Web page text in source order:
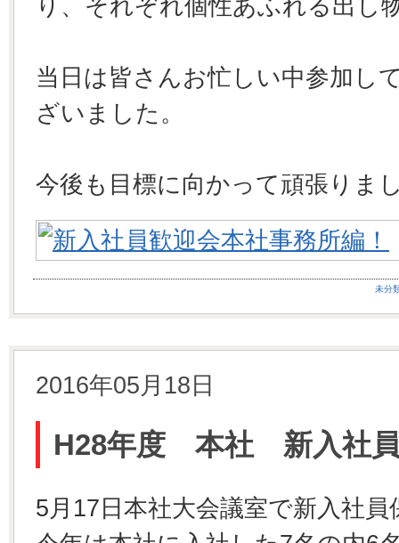
り、それぞれ個性あふれる出し
当日は皆さんお忙しい中参加し
ざいました。
今後も目標に向かって頑張りま
未分
2016年05月18日
H28年度 本社 新入社
5月17日本社大会議室で新入社